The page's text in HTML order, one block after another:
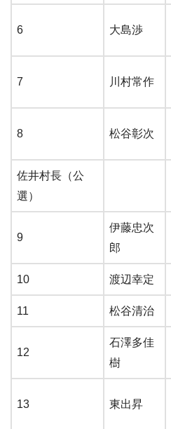
6 大島渉
7 川村常作
8 松谷彰次
佐井村長（公
選）
9
伊藤忠次
郎
10 渡辺幸定
11 松谷清治
12
石澤多佳
樹
13 東出昇